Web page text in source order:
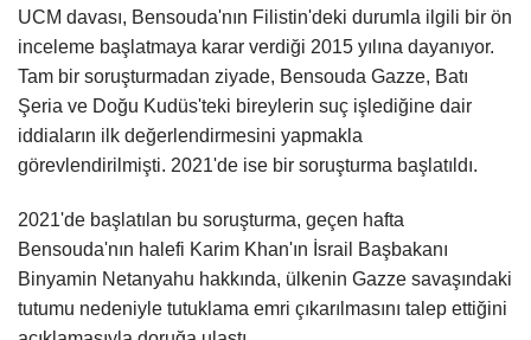
UCM davası, Bensouda'nın Filistin'deki durumla ilgili bir ön
inceleme başlatmaya karar verdiği 2015 yılına dayanıyor.
Tam bir soruşturmadan ziyade, Bensouda Gazze, Batı
Şeria ve Doğu Kudüs'teki bireylerin suç işlediğine dair
iddiaların ilk değerlendirmesini yapmakla
görevlendirilmişti. 2021'de ise bir soruşturma başlatıldı.
2021'de başlatılan bu soruşturma, geçen hafta
Bensouda'nın halefi Karim Khan'ın İsrail Başbakanı
Binyamin Netanyahu hakkında, ülkenin Gazze savaşındaki
tutumu nedeniyle tutuklama emri çıkarılmasını talep ettiğini